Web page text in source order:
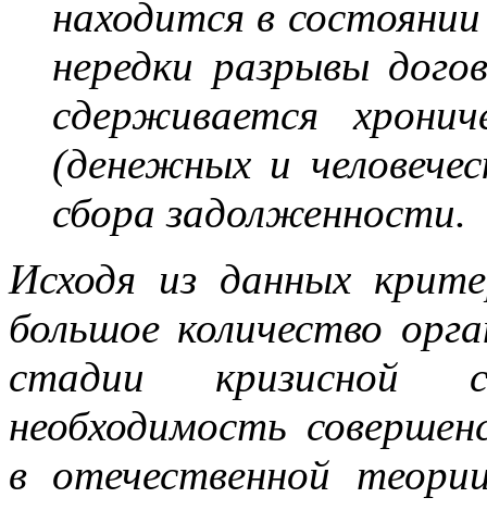
находится в
нередки разрывы
сдерживается
(денежных и
сбора задолженности.
Исходя из данных
большое количество
стадии кризисной
необходимость
в отечественной